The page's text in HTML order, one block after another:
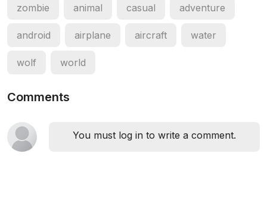
zombie animal casual adventure
android airplane aircraft water
wolf world
Comments
You must log in to write a comment.